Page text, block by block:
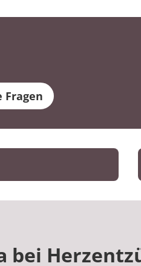
Fragen
bei